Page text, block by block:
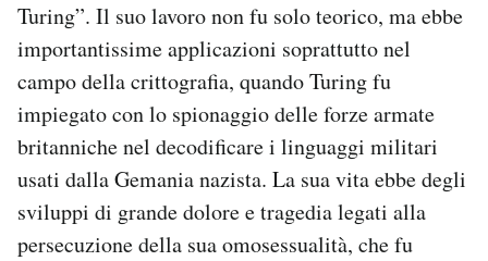
Turing”. Il suo lavoro non fu solo teorico, ma ebbe
importantissime applicazioni soprattutto nel
campo della crittografia, quando Turing fu
impiegato con lo spionaggio delle forze armate
britanniche nel decodificare i linguaggi militari
usati dalla Gemania nazista. La sua vita ebbe degli
sviluppi di grande dolore e tragedia legati alla
persecuzione della sua omosessualità, che fu